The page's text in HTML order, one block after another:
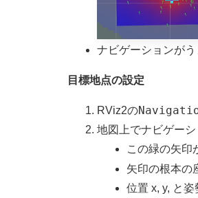
ナビゲーションが
目標地点の設定
RViz2の
地図上でナビゲー
この緑の矢印
矢印の根本の
位置 x, y, と